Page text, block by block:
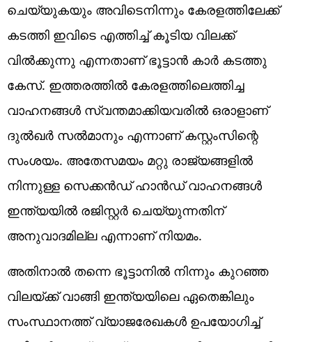
ചെയ്യുകയും അവിടെനിന്നും കേരളത്തിലേക്ക്
കടത്തി ഇവിടെ എത്തിച്ച് കൂടിയ വിലക്ക്
വിൽക്കുന്നു എന്നതാണ് ഭൂട്ടാൻ കാർ കടത്തു
കേസ്. ഇത്തരത്തിൽ കേരളത്തിലെത്തിച്ച
വാഹനങ്ങൾ സ്വന്തമാക്കിയവരിൽ ഒരാളാണ്
ദുൽഖർ സൽമാനും എന്നാണ് കസ്റ്റംസിന്റെ
സംശയം. അതേസമയം മറ്റു രാജ്യങ്ങളിൽ
നിന്നുള്ള സെക്കൻഡ് ഹാൻഡ് വാഹനങ്ങൾ
ഇന്ത്യയിൽ രജിസ്റ്റർ ചെയ്യുന്നതിന്
അനുവാദമില്ല എന്നാണ് നിയമം.
അതിനാൽ തന്നെ ഭൂട്ടാനിൽ നിന്നും കുറഞ്ഞ
വിലയ്ക്ക് വാങ്ങി ഇന്ത്യയിലെ ഏതെങ്കിലും
സംസ്ഥാനത്ത് വ്യാജരേഖകൾ ഉപയോഗിച്ച്